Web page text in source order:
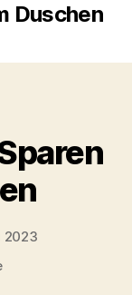
Duschen
2023
zu